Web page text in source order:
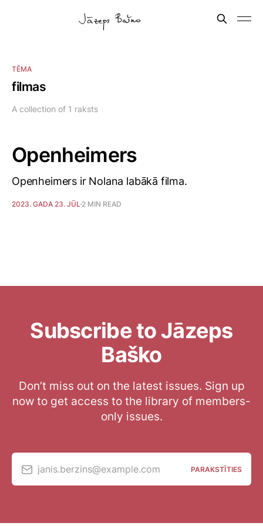
TĒMA
filmas
A collection of 1 raksts
Openheimers
Openheimers ir Nolana labākā filma.
2023. GADA 23. JŪL 2 MIN READ
Subscribe to Jāzeps
Baško
Don’t miss out on the latest issues. Sign up
now to get access to the library of members-
only issues.
janis.berzins@example.com PARAKSTĪTIES